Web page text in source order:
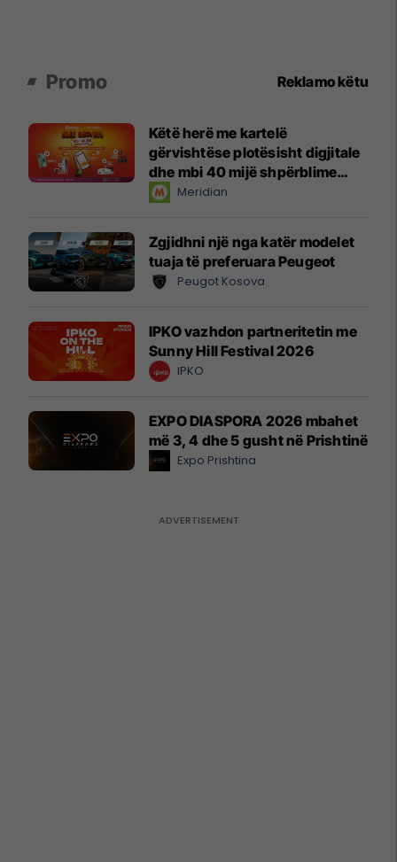
Promo Reklamo këtu
Këtë herë me kartelë
gërvishtëse plotësisht digjitale
dhe mbi 40 mijë shpërblime
instant!Meridian
Zgjidhni një nga katër modelet
tuaja të preferuara Peugeot
Peugot Kosova
IPKO vazhdon partneritetin me
Sunny Hill Festival 2026
IPKO
EXPO DIASPORA 2026 mbahet
më 3, 4 dhe 5 gusht në Prishtinë
Expo Prishtina